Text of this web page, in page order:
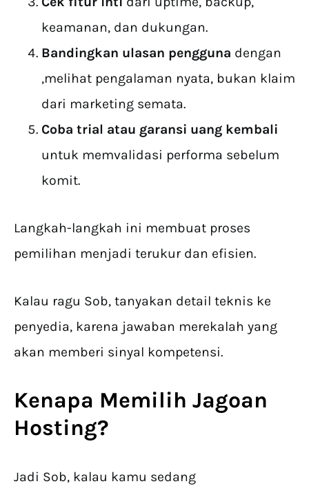
keamanan, dan dukungan.
Bandingkan ulasan pengguna dengan
,melihat pengalaman nyata, bukan klaim
dari marketing semata.
Coba trial atau garansi uang kembali
untuk memvalidasi performa sebelum
komit.
Langkah-langkah ini membuat proses
pemilihan menjadi terukur dan efisien.
Kalau ragu Sob, tanyakan detail teknis ke
penyedia, karena jawaban merekalah yang
akan memberi sinyal kompetensi.
Kenapa Memilih Jagoan
Hosting?
Jadi Sob, kalau kamu sedang